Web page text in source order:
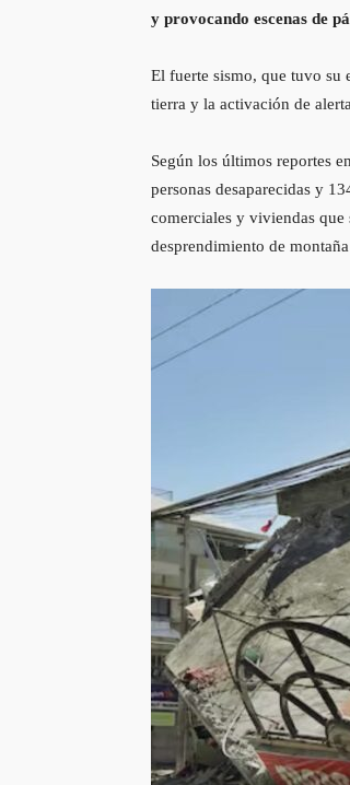
y provocando escenas de
El fuerte sismo, que tuvo su
tierra y la activación de
Según los últimos reportes
personas desaparecidas y
comerciales y viviendas que
desprendimiento de